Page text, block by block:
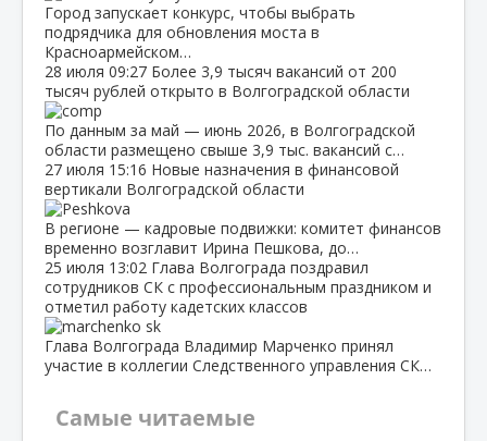
Город запускает конкурс, чтобы выбрать
подрядчика для обновления моста в
Красноармейском…
28 июля 09:27 Более 3,9 тысяч вакансий от 200
тысяч рублей открыто в Волгоградской области
По данным за май — июнь 2026, в Волгоградской
области размещено свыше 3,9 тыс. вакансий с…
27 июля 15:16 Новые назначения в финансовой
вертикали Волгоградской области
В регионе — кадровые подвижки: комитет финансов
временно возглавит Ирина Пешкова, до…
25 июля 13:02 Глава Волгограда поздравил
сотрудников СК с профессиональным праздником и
отметил работу кадетских классов
Глава Волгограда Владимир Марченко принял
участие в коллегии Следственного управления СК…
Самые читаемые